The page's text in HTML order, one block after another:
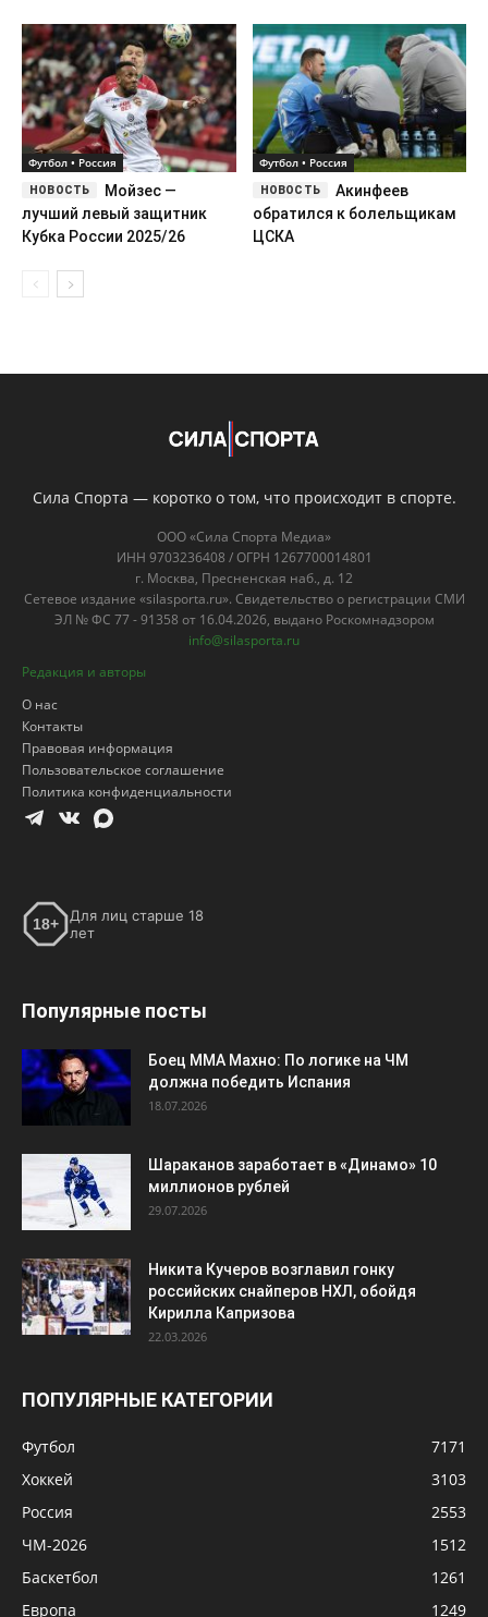
Футбол • Россия
Мойзес —
лучший левый защитник
Кубка России 2025/26
Футбол • Россия
Акинфеев
обратился к болельщикам
ЦСКА
Сила Спорта — коротко о том, что происходит в спорте.
ООО «Сила Спорта Медиа»
ИНН 9703236408 / ОГРН 1267700014801
г. Москва, Пресненская наб., д. 12
Сетевое издание «silasporta.ru». Свидетельство о регистрации СМИ
ЭЛ № ФС 77 - 91358 от 16.04.2026, выдано Роскомнадзором
info@silasporta.ru
Редакция и авторы
О нас
Контакты
Правовая информация
Пользовательское соглашение
Политика конфиденциальности
18+
Для лиц старше 18
лет
Популярные посты
Боец ММА Махно: По логике на ЧМ
должна победить Испания
18.07.2026
Шараканов заработает в «Динамо» 10
миллионов рублей
29.07.2026
Никита Кучеров возглавил гонку
российских снайперов НХЛ, обойдя
Кирилла Капризова
22.03.2026
ПОПУЛЯРНЫЕ КАТЕГОРИИ
Футбол
7171
Хоккей
3103
Россия
2553
ЧМ-2026
1512
Баскетбол
1261
Европа
1249